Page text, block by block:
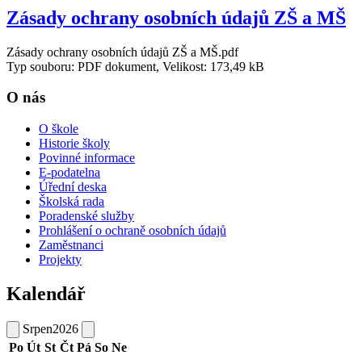
Zásady ochrany osobních údajů ZŠ a MŠ
Zásady ochrany osobních údajů ZŠ a MŠ.pdf
Typ souboru: PDF dokument, Velikost: 173,49 kB
O nás
O škole
Historie školy
Povinné informace
E-podatelna
Úřední deska
Školská rada
Poradenské služby
Prohlášení o ochraně osobních údajů
Zaměstnanci
Projekty
Kalendář
Srpen2026
Po Út St Čt Pá So Ne